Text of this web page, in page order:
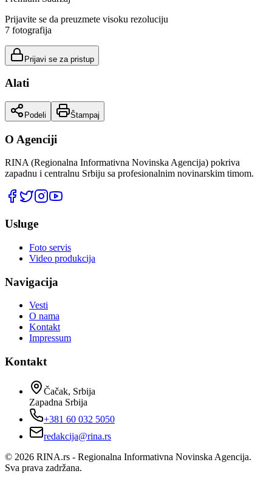
Prijavite se da preuzmete visoku rezoluciju
7 fotografija
Prijavi se za pristup
Alati
Podeli Štampaj
O Agenciji
RINA (Regionalna Informativna Novinska Agencija) pokriva
zapadnu i centralnu Srbiju sa profesionalnim novinarskim timom.
Usluge
Foto servis
Video produkcija
Navigacija
Vesti
O nama
Kontakt
Impressum
Kontakt
Čačak, Srbija
Zapadna Srbija
+381 60 032 5050
redakcija@rina.rs
© 2026 RINA.rs - Regionalna Informativna Novinska Agencija.
Sva prava zadržana.